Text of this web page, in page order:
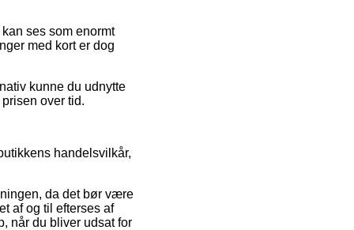
ses som enormt
med kort er dog
kunne du udnytte
over tid.
handelsvilkår,
da det bør være
af og til efterses af
når du bliver udsat for